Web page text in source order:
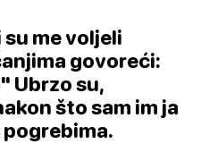
me voljeli
govoreći:
Ubrzo su,
što sam im ja